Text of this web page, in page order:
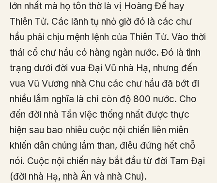
lớn nhất mà họ tôn thờ là vị Hoàng Đế hay
Thiên Tử. Các lãnh tụ nhỏ giờ đó là các chư
hầu phải chịu mệnh lệnh của Thiên Tử. Vào thời
thái cổ chư hầu có hàng ngàn nước. Đó là tình
trạng dưới đời vua Đại Vũ nhà Hạ, nhưng đến
vua Vũ Vương nhà Chu các chư hầu đã bớt đi
nhiều lắm nghĩa là chỉ còn độ 800 nước. Cho
đến đời nhà Tần việc thống nhất được thực
hiện sau bao nhiêu cuộc nội chiến liên miên
khiến dân chúng lầm than, điêu đứng hết chỗ
nói. Cuộc nội chiến này bắt đầu từ đời Tam Đại
(đời nhà Hạ, nhà Ân và nhà Chu).